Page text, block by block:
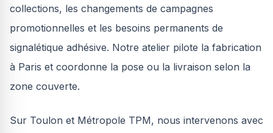
collections, les changements de campagnes
promotionnelles et les besoins permanents de
signalétique adhésive. Notre atelier pilote la fabrication
à Paris et coordonne la pose ou la livraison selon la
zone couverte.
Sur Toulon et Métropole TPM, nous intervenons avec